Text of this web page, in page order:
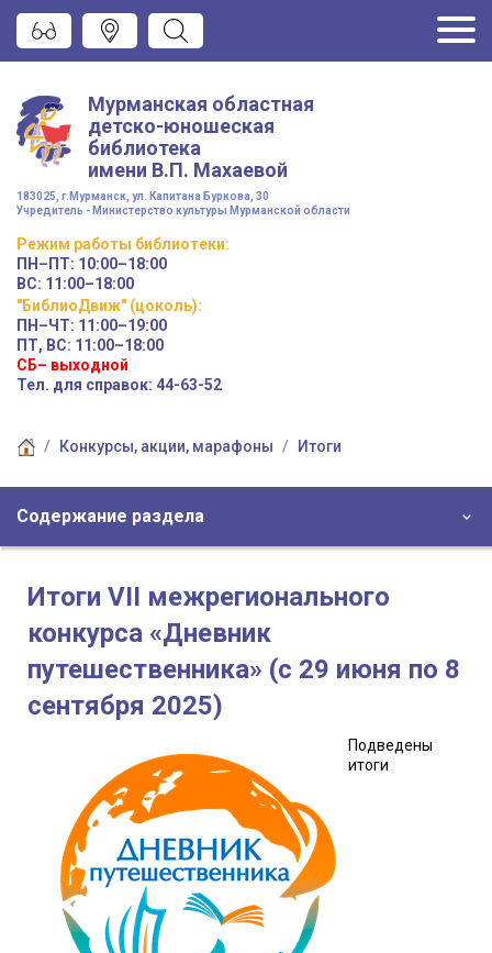
Мурманская областная
детско-юношеская
библиотека
имени В.П. Махаевой
183025, г.Мурманск, ул. Капитана Буркова, 30
Учредитель - Министерство культуры Мурманской области
Режим работы библиотеки:
ПН–ПТ: 10:00–18:00
ВС: 11:00–18:00
"БиблиоДвиж" (цоколь):
ПН–ЧТ: 11:00–19:00
ПТ, ВС: 11:00–18:00
СБ– выходной
Тел. для справок: 44-63-52
Конкурсы, акции, марафоны Итоги
Содержание раздела
Итоги VII межрегионального
конкурса «Дневник
путешественника» (с 29 июня по 8
сентября 2025)
Подведены
итоги